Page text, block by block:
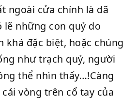
ngoài cửa chính là dã
lẽ những con quỷ do
khá đặc biệt, hoặc chúng
như trạch quỷ, người
thể nhìn thấy…!Càng
vòng trên cổ tay của